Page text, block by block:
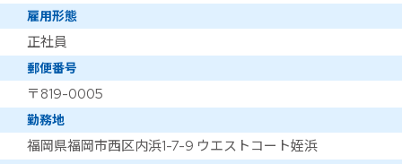
雇用形態
正社員
郵便番号
〒819-0005
勤務地
福岡県福岡市西区内浜1-7-9 ウエストコート姪浜